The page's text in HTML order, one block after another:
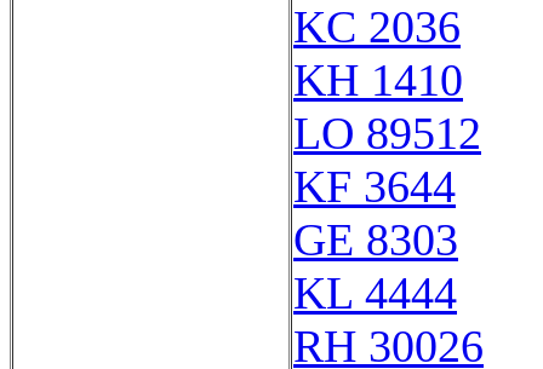
KC 2036
KH 1410
LO 89512
KF 3644
GE 8303
KL 4444
RH 30026